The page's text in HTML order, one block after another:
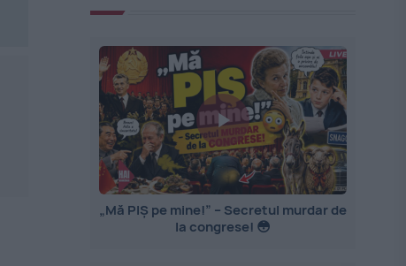
„Mă PIȘ pe mine!” – Secretul murdar de
la congrese! 😳